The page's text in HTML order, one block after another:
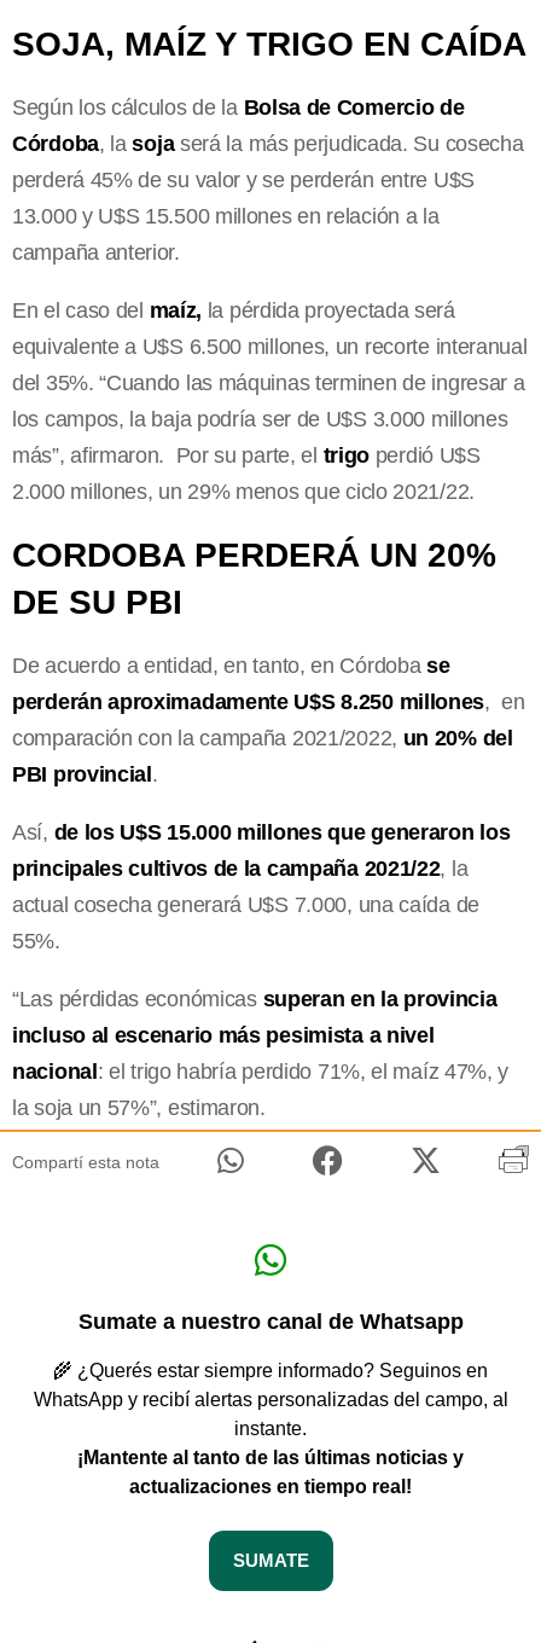
SOJA, MAÍZ Y TRIGO EN CAÍDA
Según los cálculos de la Bolsa de Comercio de
Córdoba, lasojaserá la más perjudicada. Su cosecha
perderá 45% de su valor y se perderán entre U$S
13.000 y U$S 15.500 millones en relación a la
campaña anterior.
En el caso del maíz, la pérdida proyectada será
equivalente a U$S 6.500 millones, un recorte interanual
del 35%. “Cuando las máquinas terminen de ingresar a
los campos, la baja podría ser de U$S 3.000 millones
más”, afirmaron. Por su parte, el trigo perdió U$S
2.000 millones, un 29% menos que ciclo 2021/22.
CORDOBA PERDERÁ UN 20%
DE SU PBI
De acuerdo a entidad, en tanto, en Córdobase
perderán aproximadamente U$S 8.250 millones, en
comparación con la campaña 2021/2022, un 20% del
PBI provincial.
Así, de los U$S 15.000 millones que generaron los
principales cultivos de la campaña 2021/22, la
actual cosecha generará U$S 7.000, una caída de
55%.
“Las pérdidas económicas superan en la provincia
incluso al escenario más pesimista a nivel
nacional: el trigo habría perdido 71%, el maíz 47%, y
la soja un 57%”, estimaron.
Compartí esta nota
Sumate a nuestro canal de Whatsapp
🌾 ¿Querés estar siempre informado? Seguinos en
WhatsApp y recibí alertas personalizadas del campo, al
instante.
¡Mantente al tanto de las últimas noticias y
actualizaciones en tiempo real!
SUMATE